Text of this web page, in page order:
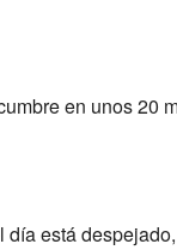
en unos 20
está